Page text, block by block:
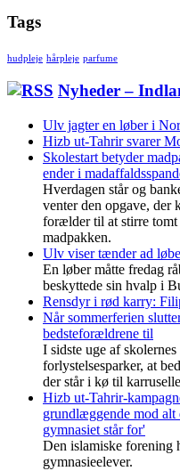
Tags
hudpleje hårpleje parfume
Nyheder –
Ulv jagter en løber i
Hizb ut-Tahrir svarer
Skolestart betyder
ender i
Hverdagen står og
venter den opgave, der
forælder til at stirre
madpakken.
Ulv viser tænder ad
En løber måtte fredag
beskyttede sin hvalp i
Rensdyr i rød karry:
Når sommerferien
bedsteforældrene til
I sidste uge af
forlystelsesparker, at
der står i kø til
Hizb ut-Tahrir-
grundlæggende mod alt
gymnasiet står for'
Den islamiske forening
gymnasieelever.